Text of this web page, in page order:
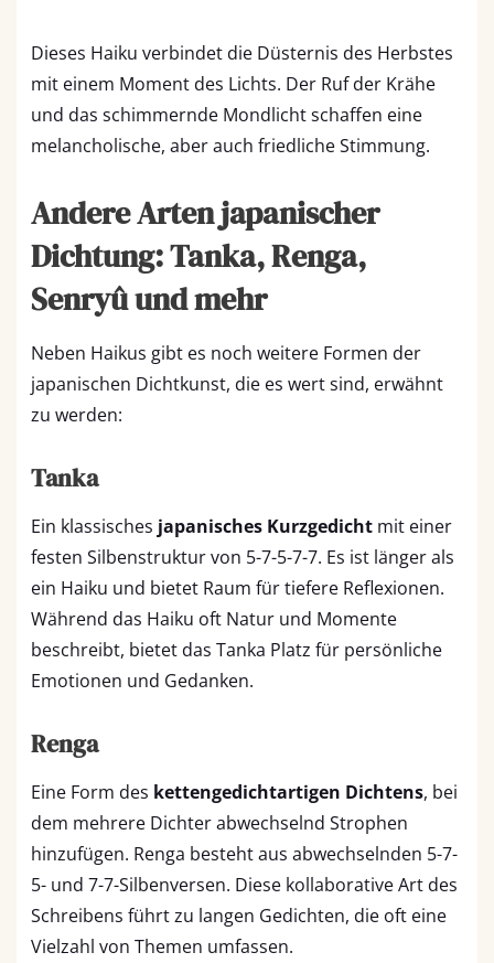
Dieses Haiku verbindet die Düsternis des Herbstes
mit einem Moment des Lichts. Der Ruf der Krähe
und das schimmernde Mondlicht schaffen eine
melancholische, aber auch friedliche Stimmung.
Andere Arten japanischer
Dichtung: Tanka, Renga,
Senryû und mehr
Neben Haikus gibt es noch weitere Formen der
japanischen Dichtkunst, die es wert sind, erwähnt
zu werden:
Tanka
Ein klassisches japanisches Kurzgedicht mit einer
festen Silbenstruktur von 5-7-5-7-7. Es ist länger als
ein Haiku und bietet Raum für tiefere Reflexionen.
Während das Haiku oft Natur und Momente
beschreibt, bietet das Tanka Platz für persönliche
Emotionen und Gedanken.
Renga
Eine Form des kettengedichtartigen Dichtens, bei
dem mehrere Dichter abwechselnd Strophen
hinzufügen. Renga besteht aus abwechselnden 5-7-
5- und 7-7-Silbenversen. Diese kollaborative Art des
Schreibens führt zu langen Gedichten, die oft eine
Vielzahl von Themen umfassen.